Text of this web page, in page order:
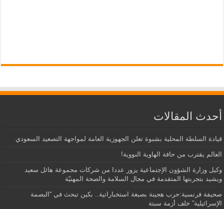
أحدث المقالات
قيادة السلطة المحلية بشبوة تعلن الجهوزية العامة لمواجهة التصعيد السعودي
العالم يقترب من حافة الهاوية النووية!
وكيل وزارة الشؤون الإجتماعية يزور عددا من شركات مجموعة هائل سعيد
ويشيد بتجربتها المتقدمة في مجال السلامة والصحة المهنيّة
صحيفة فرنسية:حرب هجينة بصبغة استخباراتية.. بكين تبحث في “البصمة
الإسرائيلية” خلف أزمة سبتة